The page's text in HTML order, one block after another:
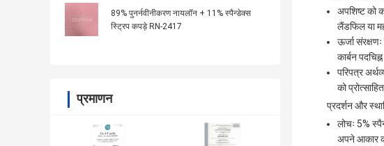
89% पुनर्नवीनीकरण नायलॉन + 11% स्पैन्डेक्स
स्ट्रिप कपड़े RN-2417
प्रमाणन
अपशिष्ट को
लैंडफिल या
ऊर्जा
कार्बन
परिपत्र
को
प्रदर्शन और
लोचः 5%
अपने आकार